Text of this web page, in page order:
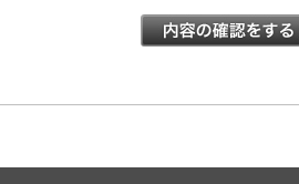
は、本規約を変更する場合、原則として
本サイトで通知または公表する方法によ
本サービスは、会員の氏名もしくは会社